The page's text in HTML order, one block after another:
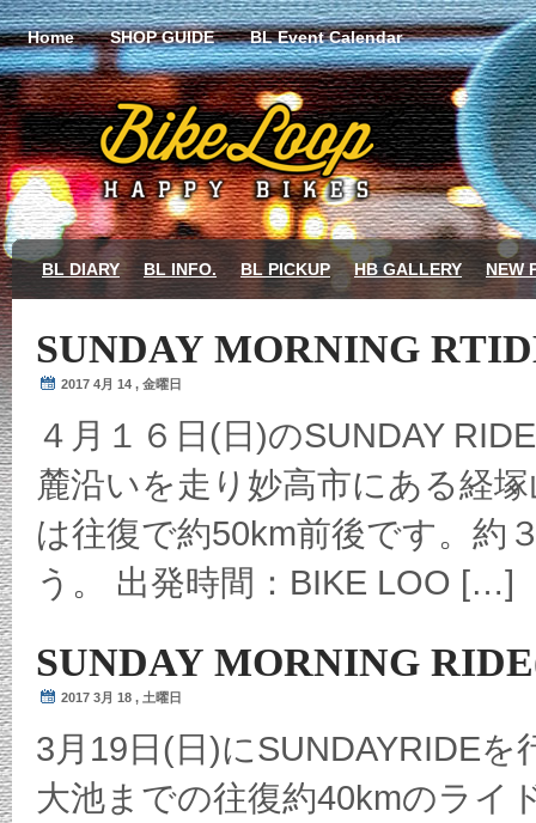
Home SHOP GUIDE BL Event Calendar
BL DIARY BL INFO. BL PICKUP HB GALLERY NEW
SUNDAY MORNING
2017 4月 14 , 金曜日
４月１６日(日)のSUNDAY
麓沿いを走り妙高市にある経
は往復で約50km前後です。約
う。 出発時間：BIKE LOO […]
SUNDAY MORNING
2017 3月 18 , 土曜日
3月19日(日)にSUNDAYRIDE
大池までの往復約40kmのライ